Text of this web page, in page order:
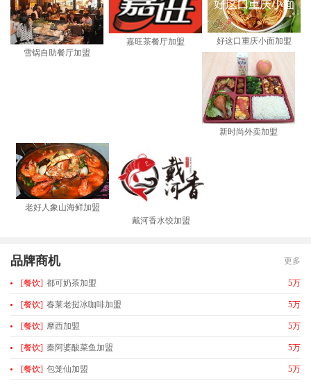
雪锅自助餐厅加盟
嘉旺茶餐厅加盟 好这口重庆小面加盟
新时尚外卖加盟
老好人象山海鲜加盟
戴河香水饺加盟
品牌商机 更多
[餐饮] 都可奶茶加盟 5万
[餐饮] 春莱老挝冰咖啡加盟 5万
[餐饮] 摩西加盟 5万
[餐饮] 秦阿婆酸菜鱼加盟 5万
[餐饮] 包笼仙加盟 5万